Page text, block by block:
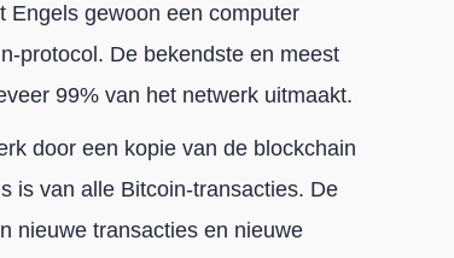
Engels gewoon een computer
protocol. De bekendste en meest
99% van het netwerk uitmaakt.
door een kopie van de blockchain
is van alle Bitcoin-transacties. De
nieuwe transacties en nieuwe